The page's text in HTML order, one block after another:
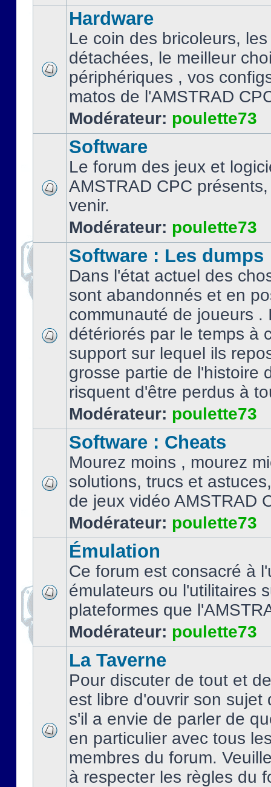
Hardware
Le coin des bricoleurs,
détachées, le meilleur
périphériques , vos
matos de l'AMSTRAD
Modérateur: poulette73
Software
Le forum des jeux et
AMSTRAD CPC
venir.
Modérateur: poulette73
Software : Les dumps
Dans l'état actuel des
sont abandonnés et en
communauté de joueurs .
détériorés par le temps à
support sur lequel ils
grosse partie de l'histoire
risquent d'être perdus à
Modérateur: poulette73
Software : Cheats
Mourez moins , mourez
solutions, trucs et
de jeux vidéo AMSTRAD
Modérateur: poulette73
Émulation
Ce forum est consacré à
émulateurs ou l'utilitaires
plateformes que
Modérateur: poulette73
La Taverne
Pour discuter de tout et
est libre d'ouvrir son sujet
s'il a envie de parler de
en particulier avec tous
membres du forum.
à respecter les règles du